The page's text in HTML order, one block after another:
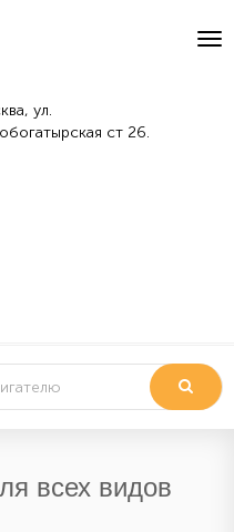
ул.
ст 26.
всех видов